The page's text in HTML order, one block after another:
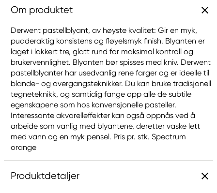
Om produktet
Derwent pastellblyant, av høyste kvalitet: Gir en myk,
pudderaktig konsistens og fløyelsmyk finish. Blyanten er
laget i lakkert tre, glatt rund for maksimal kontroll og
brukervennlighet. Blyanten bør spisses med kniv. Derwent
pastellblyanter har usedvanlig rene farger og er ideelle til
blande- og overgangsteknikker. Du kan bruke tradisjonell
tegneteknikk, og samtidig fange opp alle de subtile
egenskapene som hos konvensjonelle pasteller.
Interessante akvarelleffekter kan også oppnås ved å
arbeide som vanlig med blyantene, deretter vaske lett
med vann og en myk pensel. Pris pr. stk. Spectrum
orange
Produktdetaljer